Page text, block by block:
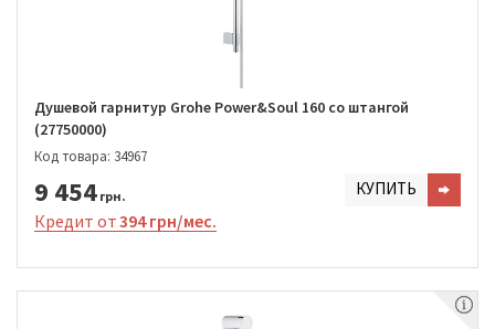
Душевой гарнитур Grohe Power&Soul 160 со штангой
(27750000)
Код товара: 34967
9 454 грн. КУПИТЬ
Кредит от394 грн/мес.